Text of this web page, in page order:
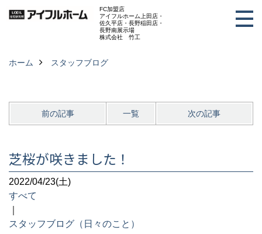
FC加盟店
アイフルホーム上田店・
佐久平店・長野稲田店・
長野南展示場
株式会社 竹工
ホーム スタッフブログ
前の記事 一覧 次の記事
芝桜が咲きました！
2022/04/23(土)
すべて
スタッフブログ（日々のこと）